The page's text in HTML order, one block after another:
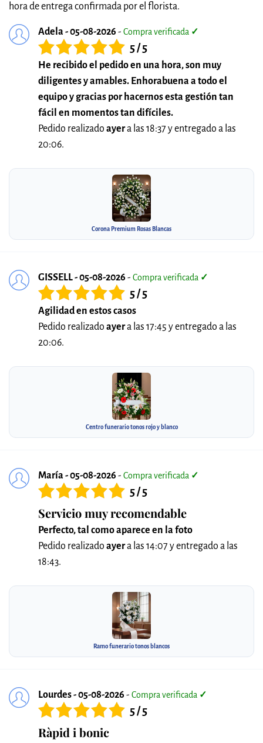
hora de entrega confirmada por el florista.
Adela - 05-08-2026 - Compra verificada ✓
5 / 5
He recibido el pedido en una hora, son muy
diligentes y amables. Enhorabuena a todo el
equipo y gracias por hacernos esta gestión tan
fácil en momentos tan difíciles.
Pedido realizado ayera las 18:37 y entregado a las
20:06.
Corona Premium Rosas Blancas
GISSELL - 05-08-2026 - Compra verificada ✓
5 / 5
Agilidad en estos casos
Pedido realizado ayera las 17:45 y entregado a las
20:06.
Centro funerario tonos rojo y blanco
María - 05-08-2026 - Compra verificada ✓
5 / 5
Servicio muy recomendable
Perfecto, tal como aparece en la foto
Pedido realizado ayera las 14:07 y entregado a las
18:43.
Ramo funerario tonos blancos
Lourdes - 05-08-2026 - Compra verificada ✓
5 / 5
Ràpid i bonic